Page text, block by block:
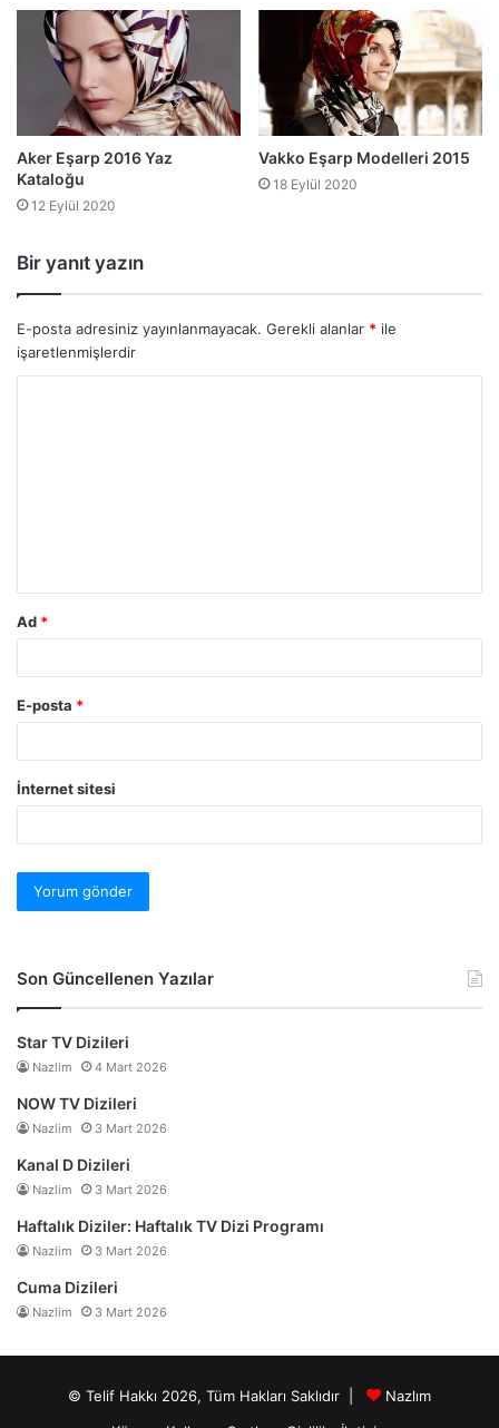
Aker Eşarp 2016 Yaz
Kataloğu
12 Eylül 2020
Vakko Eşarp Modelleri 2015
18 Eylül 2020
Bir yanıt yazın
E-posta adresiniz yayınlanmayacak. Gerekli alanlar * ile
işaretlenmişlerdir
Ad *
E-posta *
İnternet sitesi
Son Güncellenen Yazılar
Star TV Dizileri
Nazlim 4 Mart 2026
NOW TV Dizileri
Nazlim 3 Mart 2026
Kanal D Dizileri
Nazlim 3 Mart 2026
Haftalık Diziler: Haftalık TV Dizi Programı
Nazlim 3 Mart 2026
Cuma Dizileri
Nazlim 3 Mart 2026
© Telif Hakkı 2026, Tüm Hakları Saklıdır |
Nazlım